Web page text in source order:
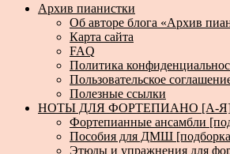
Архив пианистки
Об авторе блога «Архив
Карта сайта
FAQ
Политика
Пользовательское
Полезные ссылки
НОТЫ ДЛЯ ФОРТЕПИАНО [А-
Фортепианные ансамбли
Пособия для ДМШ
Этюды и упражнения для